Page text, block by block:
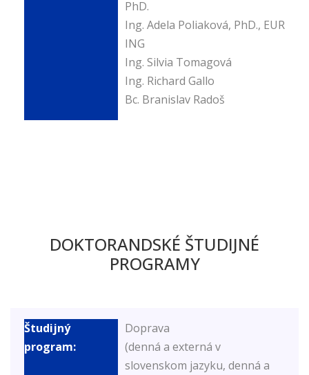
PhD.
Ing. Adela Poliaková, PhD., EUR
ING
Ing. Silvia Tomagová
Ing. Richard Gallo
Bc. Branislav Radoš
DOKTORANDSKÉ ŠTUDIJNÉ
PROGRAMY
Doprava
(denná a externá v
slovenskom jazyku, denná a